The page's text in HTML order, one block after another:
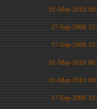
01-May-2010
17-Sep-2008
17-Sep-2008
01-May-2010
01-May-2010
17-Sep-2009